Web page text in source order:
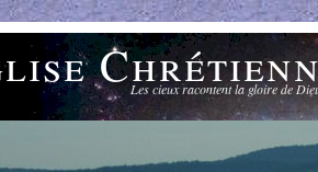
Les cieux racontent la gloire de